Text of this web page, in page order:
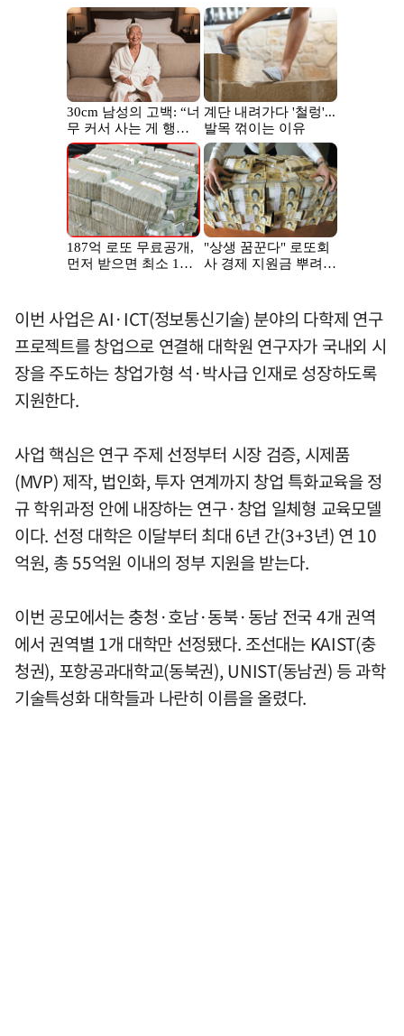
이번 사업은 AI·ICT(정보통신기술) 분야의 다학제 연구
프로젝트를 창업으로 연결해 대학원 연구자가 국내외 시
장을 주도하는 창업가형 석·박사급 인재로 성장하도록
지원한다.
사업 핵심은 연구 주제 선정부터 시장 검증, 시제품
(MVP) 제작, 법인화, 투자 연계까지 창업 특화교육을 정
규 학위과정 안에 내장하는 연구·창업 일체형 교육모델
이다. 선정 대학은 이달부터 최대 6년 간(3+3년) 연 10
억원, 총 55억원 이내의 정부 지원을 받는다.
이번 공모에서는 충청·호남·동북·동남 전국 4개 권역
에서 권역별 1개 대학만 선정됐다. 조선대는 KAIST(충
청권), 포항공과대학교(동북권), UNIST(동남권) 등 과학
기술특성화 대학들과 나란히 이름을 올렸다.